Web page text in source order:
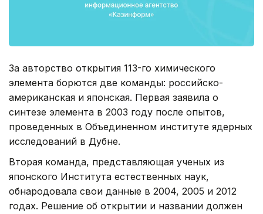
За авторство открытия 113-го химического
элемента борются две команды: российско-
американская и японская. Первая заявила о
синтезе элемента в 2003 году после опытов,
проведенных в Объединенном институте ядерных
исследований в Дубне.
Вторая команда, представляющая ученых из
японского Института естественных наук,
обнародовала свои данные в 2004, 2005 и 2012
годах. Решение об открытии и названии должен